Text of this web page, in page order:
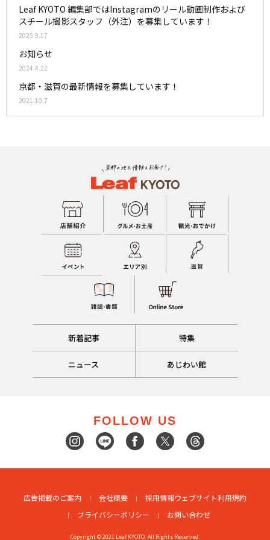
Leaf KYOTO 編集部ではInstagramのリール動画制作および
スチール撮影スタッフ（外注）を募集しています！
2025.9.17
お知らせ
2024.4.22
京都・滋賀の最新情報を募集しています！
2021.10.7
新着記事 特集
ニュース あじわい館
FOLLOW US
広告掲載のご案内 会社概要 採用情報ウェブサイト利用規約
プライバシーポリシー
お問い合わせ
Copyright © 2021 Leaf KYOTO. All Rights Reserved.